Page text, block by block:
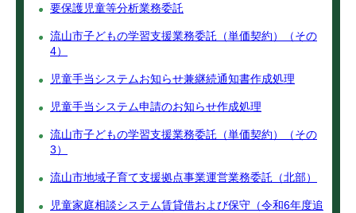
要保護児童等分析業務委託
流山市子どもの学習支援業務委託（単価契約）（その
4）
児童手当システムお知らせ兼継続通知書作成処理
児童手当システム申請のお知らせ作成処理
流山市子どもの学習支援業務委託（単価契約）（その
3）
流山市地域子育て支援拠点事業運営業務委託（北部）
児童家庭相談システム賃貸借および保守（令和6年度追